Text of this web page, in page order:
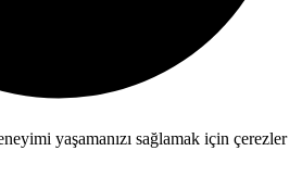
yaşamanızı sağlamak için çerezler